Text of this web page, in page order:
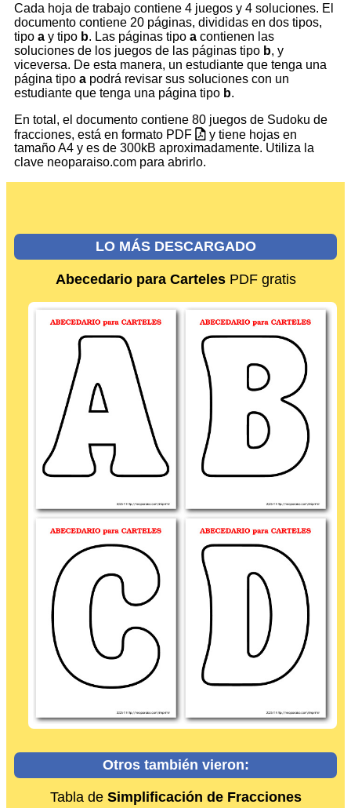
Cada hoja de trabajo contiene 4 juegos y 4 soluciones. El
documento contiene 20 páginas, divididas en dos tipos,
tipo a y tipo b. Las páginas tipo a contienen las
soluciones de los juegos de las páginas tipo b, y
viceversa. De esta manera, un estudiante que tenga una
página tipo a podrá revisar sus soluciones con un
estudiante que tenga una página tipo b.
En total, el documento contiene 80 juegos de Sudoku de
fracciones, está en formato PDF
y tiene hojas en
tamaño A4 y es de 300kB aproximadamente. Utiliza la
clave neoparaiso.com para abrirlo.
LO MÁS DESCARGADO
Abecedario para CartelesPDF gratis
Otros también vieron:
Tabla de Simplificación de Fracciones